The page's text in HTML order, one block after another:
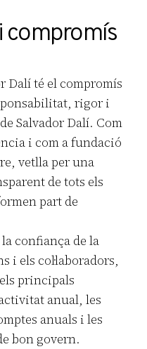
compromís
Dalí té el compromís
rigor i
Salvador Dalí. Com
i com a fundació
vetlla per una
de tots els
part de
confiança de la
i els col·laboradors,
principals
anual, les
anuals i les
bon govern.